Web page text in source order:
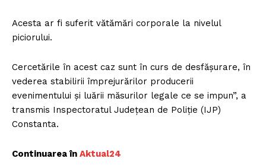
Acesta ar fi suferit vătămări corporale la nivelul
piciorului.
Cercetările în acest caz sunt în curs de desfășurare, în
vederea stabilirii împrejurărilor producerii
evenimentului și luării măsurilor legale ce se impun”, a
transmis Inspectoratul Județean de Poliție (IJP)
Constanta.
Continuarea în Aktual24